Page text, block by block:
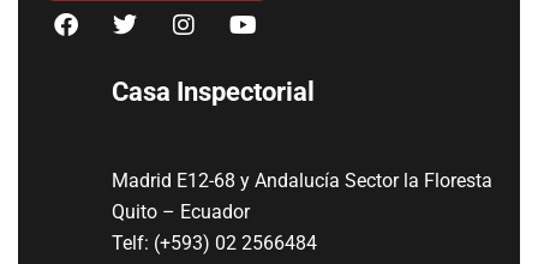
Casa Inspectorial
Madrid E12-68 y Andalucía Sector la Floresta
Quito – Ecuador
Telf: (+593) 02 2566484